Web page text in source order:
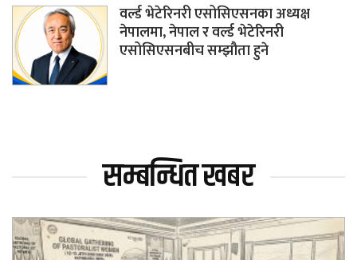
वर्ल्ड भेटेरिनरी एसोसिएसनका अध्यक्ष
नेपालमा, नेपाल र वर्ल्ड भेटेरिनरी
एसोसिएसनबीच सम्झौता हुने
सम्बन्धित खबर